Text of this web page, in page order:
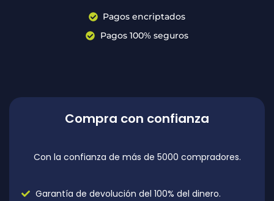
Pagos encriptados
Pagos 100% seguros
Compra con confianza
Con la confianza de más de 5000 compradores.
Garantía de devolución del 100% del dinero.